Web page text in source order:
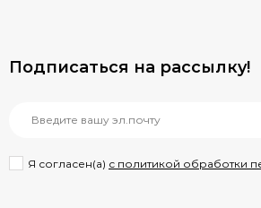
Подписаться на рассылкy!
Я согласен(a) с политикой обработки